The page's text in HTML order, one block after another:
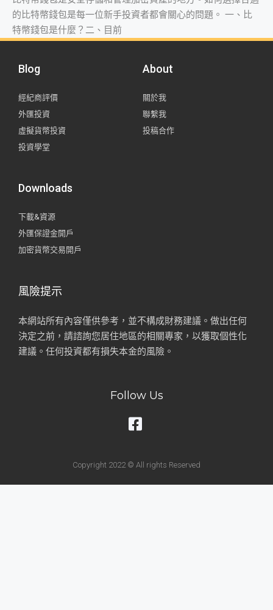
的比特幣錢包是每一位新手投資者都會關心的問題。 一、比
特幣錢包是什麼？二、目前
Blog
經紀商評價
外匯投資
虛擬貨幣投資
投資學堂
About
關於我
聯繫我
投稿合作
Downloads
下載&資源
外匯保證金開戶
加密貨幣交易開戶
風險提示
本網站所有內容僅供參考，並不構成財務建議。做出任何
決定之前，請諮詢您居住地區的相關專家，以獲取個性化
建議。任何投資都有損失本金的風險。
Follow Us
Copyright 2022 © All rights Reserved